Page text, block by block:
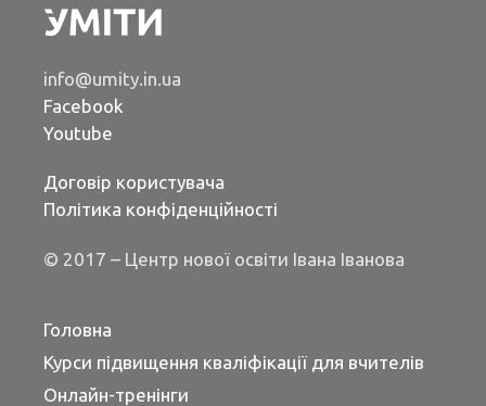
info@umity.in.ua
Facebook
Youtube
Договір користувача
Політика конфіденційності
© 2017 – Центр нової освіти Івана Іванова
Головна
Курси підвищення кваліфікації для вчителів
Онлайн-тренінги